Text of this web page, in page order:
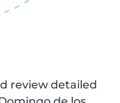
review detailed